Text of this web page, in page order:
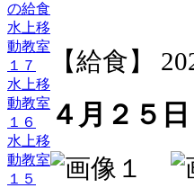
の給食
水上移
動教室
１７
水上移
動教室
１６
水上移
動教室
１５
【給食】
４月２５